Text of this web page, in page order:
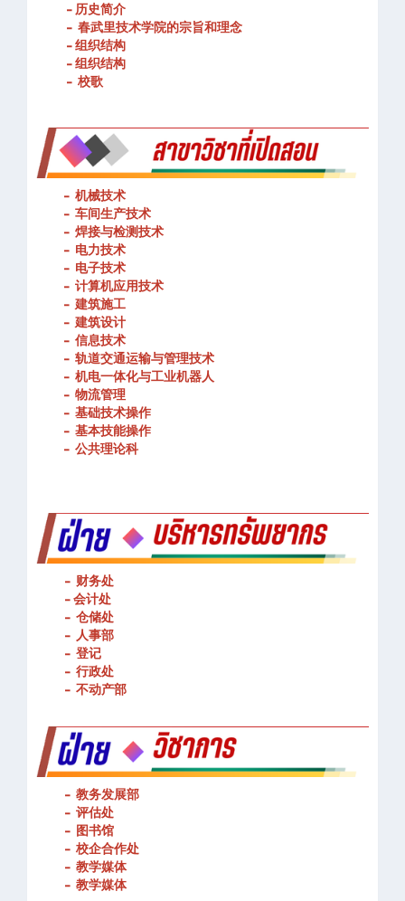
- 历史简介
- 春武里技术学院的宗旨和理念
- 组织结构
- 组织结构
- 校歌
- 机械技术
- 车间生产技术
- 焊接与检测技术
- 电力技术
- 电子技术
- 计算机应用技术
-建筑施工
-建筑设计
- 信息技术
- 轨道交通运输与管理技术
- 机电一体化与工业机器人
- 物流管理
- 基础技术操作
- 基本技能操作
- 公共理论科
- 财务处
-会计处
- 仓储处
- 人事部
- 登记
- 行政处
- 不动产部
- 教务发展部
- 评估处
- 图书馆
- 校企合作处
- 教学媒体
- 教学媒体